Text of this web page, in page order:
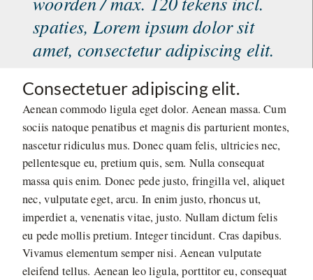
spaties, Lorem ipsum dolor sit
amet, consectetur adipiscing elit.
Consectetuer adipiscing elit.
Aenean commodo ligula eget dolor. Aenean massa. Cum
sociis natoque penatibus et magnis dis parturient montes,
nascetur ridiculus mus. Donec quam felis, ultricies nec,
pellentesque eu, pretium quis, sem. Nulla consequat
massa quis enim. Donec pede justo, fringilla vel, aliquet
nec, vulputate eget, arcu. In enim justo, rhoncus ut,
imperdiet a, venenatis vitae, justo. Nullam dictum felis
eu pede mollis pretium. Integer tincidunt. Cras dapibus.
Vivamus elementum semper nisi. Aenean vulputate
eleifend tellus. Aenean leo ligula, porttitor eu, consequat